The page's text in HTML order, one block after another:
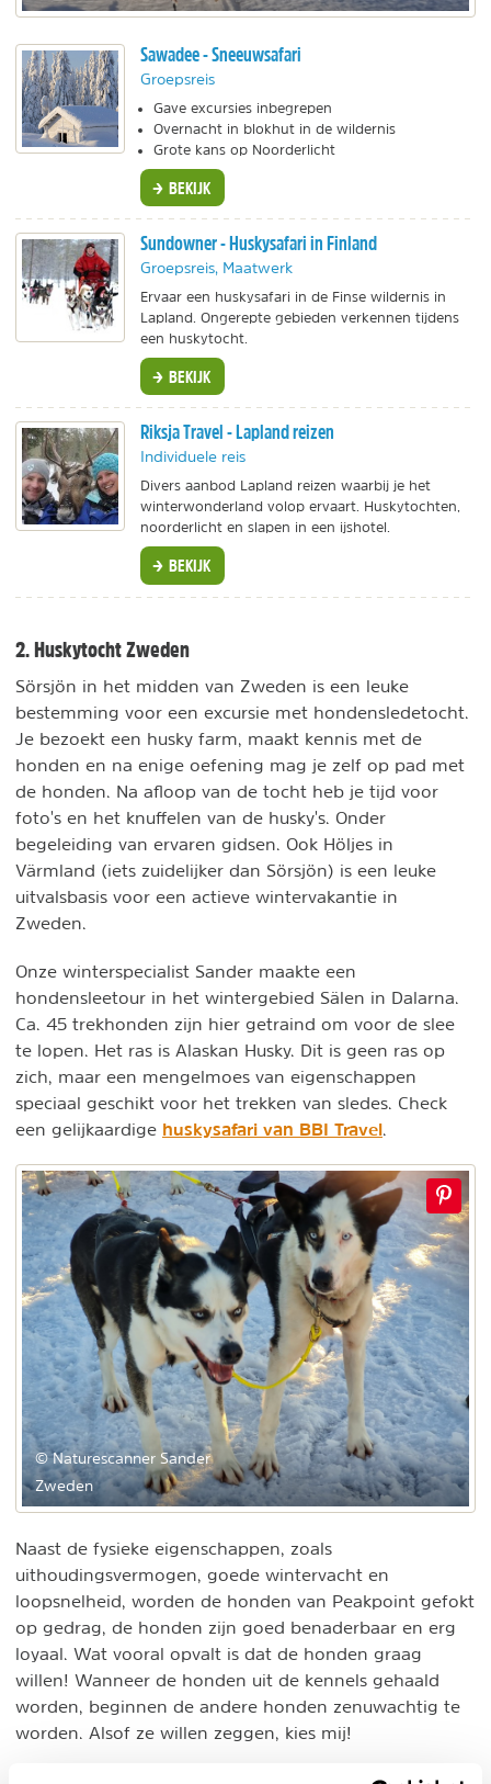
Sawadee - Sneeuwsafari
Groepsreis
Gave excursies inbegrepen
Overnacht in blokhut in de wildernis
Grote kans op Noorderlicht
BEKIJK
Sundowner - Huskysafari in Finland
Groepsreis, Maatwerk
Ervaar een huskysafari in de Finse wildernis in
Lapland. Ongerepte gebieden verkennen tijdens
een huskytocht.
BEKIJK
Riksja Travel - Lapland reizen
Individuele reis
Divers aanbod Lapland reizen waarbij je het
winterwonderland volop ervaart. Huskytochten,
noorderlicht en slapen in een ijshotel.
BEKIJK
2. Huskytocht Zweden
Sörsjön in het midden van Zweden is een leuke
bestemming voor een excursie met hondensledetocht.
Je bezoekt een husky farm, maakt kennis met de
honden en na enige oefening mag je zelf op pad met
de honden. Na afloop van de tocht heb je tijd voor
foto's en het knuffelen van de husky's. Onder
begeleiding van ervaren gidsen. Ook Höljes in
Värmland (iets zuidelijker dan Sörsjön) is een leuke
uitvalsbasis voor een actieve wintervakantie in
Zweden.
Onze winterspecialist Sander maakte een
hondensleetour in het wintergebied Sälen in Dalarna.
Ca. 45 trekhonden zijn hier getraind om voor de slee
te lopen. Het ras is Alaskan Husky. Dit is geen ras op
zich, maar een mengelmoes van eigenschappen
speciaal geschikt voor het trekken van sledes. Check
een gelijkaardige huskysafari van BBI Travel
© Naturescanner Sander
Zweden
Naast de fysieke eigenschappen, zoals
uithoudingsvermogen, goede wintervacht en
loopsnelheid, worden de honden van Peakpoint gefokt
op gedrag, de honden zijn goed benaderbaar en erg
loyaal. Wat vooral opvalt is dat de honden graag
willen! Wanneer de honden uit de kennels gehaald
worden, beginnen de andere honden zenuwachtig te
worden. Alsof ze willen zeggen, kies mij!